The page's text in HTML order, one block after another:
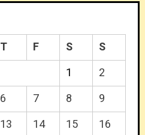
T F S
S
1
2
6 7 8
9
13 14 15
16